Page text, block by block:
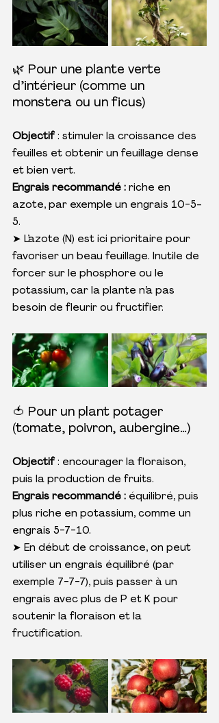
🌿 Pour une plante verte
d’intérieur (comme un
monstera ou un ficus)
Objectif : stimuler la croissance des
feuilles et obtenir un feuillage dense
et bien vert.
Engrais recommandé : riche en
azote, par exemple un engrais 10-5-
5.
➤ L’azote (N) est ici prioritaire pour
favoriser un beau feuillage. Inutile de
forcer sur le phosphore ou le
potassium, car la plante n’a pas
besoin de fleurir ou fructifier.
🍅 Pour un plant potager
(tomate, poivron, aubergine…)
Objectif : encourager la floraison,
puis la production de fruits.
Engrais recommandé : équilibré, puis
plus riche en potassium, comme un
engrais 5-7-10.
➤ En début de croissance, on peut
utiliser un engrais équilibré (par
exemple 7-7-7), puis passer à un
engrais avec plus de P et K pour
soutenir la floraison et la
fructification.